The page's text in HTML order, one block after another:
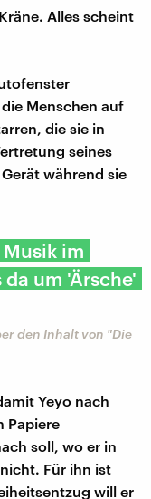
Alles scheint
Menschen auf
die sie in
seines
während sie
im
um 'Ärsche'
den Inhalt von "Die
Yeyo nach
Papiere
soll, wo er in
Für ihn ist
will er